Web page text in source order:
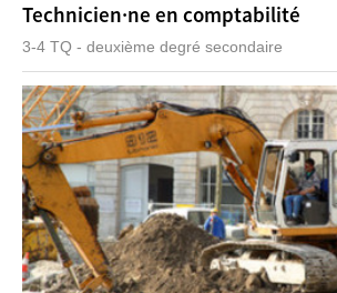
Technicien·ne en comptabilité
3-4 TQ - deuxième degré secondaire